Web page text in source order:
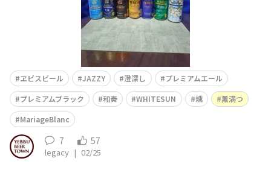
ヱビスビール JAZZY 澄深し
プレミアムエール
プレミアムブラック
和奏 WHITESUN 燻
薫満つ
MariageBlanc
7 57
legacy | 02/25